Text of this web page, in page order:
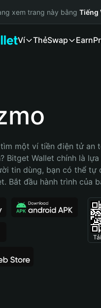
xem trang này bằng Tiếng
Ví ThẻSwap Earn
một ví tiền điện tử an
Bitget Wallet chính là
tin dùng, bạn có thể tự
Bắt đầu hành trình của